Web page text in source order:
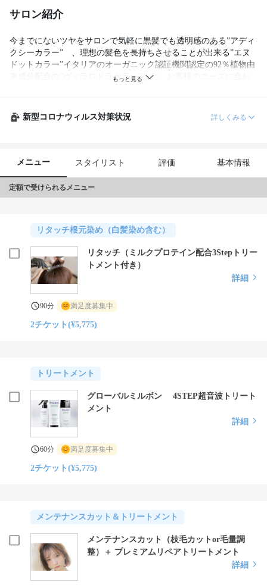
サロン紹介
今までにないツヤをサロンで気軽に黒髪でも透明感のある”アディ
クシーカラー”　、理想の髪色を長持ちさせることが出来る”エヌ
ドットカラー”イタリアのオーガニック認証機関認定の92％植物由
来成分配合の”ヴィラロドラカラー”など、お客様のニーズに合わ
新型コロナウィルス対策状況 詳しくみる
メニュー スタイリスト 評価 基本情報
定額で受けられるメニュー
リタッチ根元染め（白髪染め含む）
リタッチ（ミルクプロテイン配合3Stepトリー
トメント付き）
詳細
90分 満足度募集中
2チケット(¥5,775)
トリートメント
グローバルミルボン 4STEP超音波トリート
メント
詳細
60分 満足度募集中
2チケット(¥5,775)
メンテナンスカット＆トリートメント
メンテナンスカット（枝毛カットor毛量調
整）＋ プレミアムリペアトリートメント
詳細